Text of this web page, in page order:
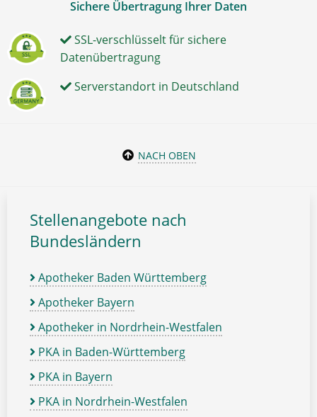
Sichere Übertragung Ihrer Daten
SSL-verschlüsselt für sichere
Datenübertragung
Serverstandort in Deutschland
NACH OBEN
Stellenangebote nach
Bundesländern
Apotheker Baden Württemberg
Apotheker Bayern
Apotheker in Nordrhein-Westfalen
PKA in Baden-Württemberg
PKA in Bayern
PKA in Nordrhein-Westfalen